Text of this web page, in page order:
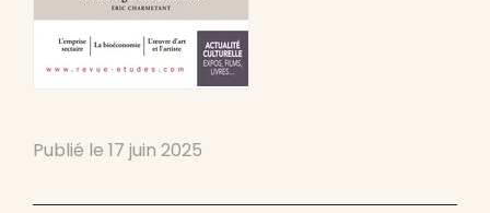
Publié le 17 juin 2025